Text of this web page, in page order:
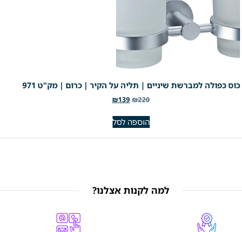
כוס כפולה למברשת שיניים | תליה על הקיר | כרום | מק"ט 971
₪220
₪139
הוספה לסל
למה לקנות אצלנו?